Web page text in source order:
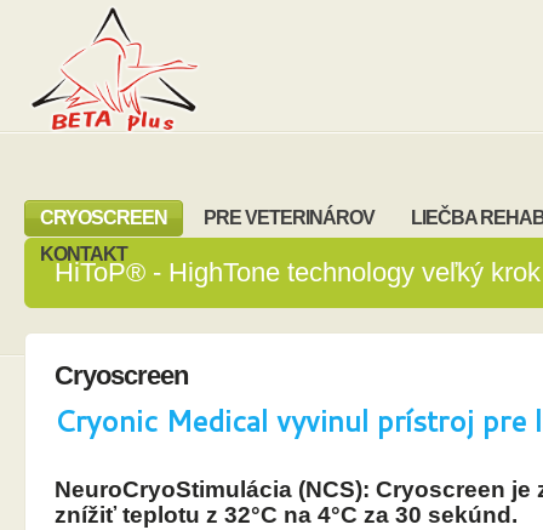
CRYOSCREEN PRE VETERINÁROV
LIEČBA
KONTAKT
HiToP® - HighTone technology veľký
Cryoscreen
Cryonic Medical vyvinul prístroj
NeuroCryoStimulácia (NCS): Cryoscreen je
znížiť teplotu z 32°C na 4°C za 30 sekúnd.